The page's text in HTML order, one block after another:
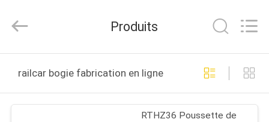
PRODUITS
Reserved.
Produits
railcar bogie fabrication en ligne
RTHZ36 Poussette de